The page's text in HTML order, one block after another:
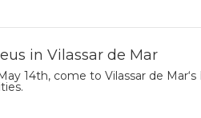
in Vilassar de Mar
14th, come to Vilassar de